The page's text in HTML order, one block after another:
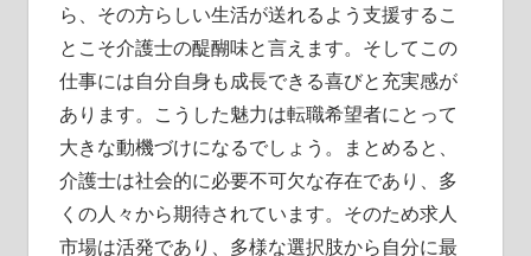
ら、その方らしい生活が送れるよう支援するこ
とこそ介護士の醍醐味と言えます。そしてこの
仕事には自分自身も成長できる喜びと充実感が
あります。こうした魅力は転職希望者にとって
大きな動機づけになるでしょう。まとめると、
介護士は社会的に必要不可欠な存在であり、多
くの人々から期待されています。そのため求人
市場は活発であり、多様な選択肢から自分に最